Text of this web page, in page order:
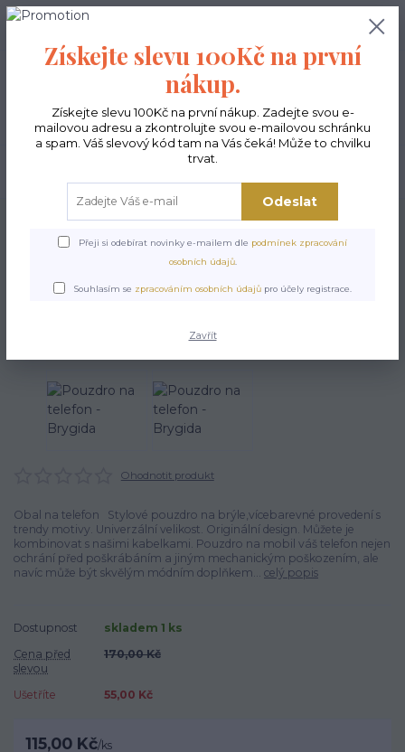
0,00 Kč
Úvod POSLEDNÍ KUSY Pouzdro na telefon - Brygida
Pouzdro na telefon - Brygida
Ohodnotit produkt
Obal na telefon Stylové pouzdro na brýle,vícebarevné provedení s
trendy motivy. Univerzální velikost. Originální design. Můžete je
kombinovat s našimi kabelkami. Pouzdro na mobil váš telefon nejen
ochrání před poškrábáním a jiným mechanickým poškozením, ale
navíc může být skvělým módním doplňkem... celý popis
Dostupnost
skladem 1 ks
Cena před
slevou
170,00 Kč
Ušetříte 55,00 Kč
115,00 Kč/ks
Získejte slevu 100Kč na první
nákup.
Získejte slevu 100Kč na první nákup. Zadejte svou e-
mailovou adresu a zkontrolujte svou e-mailovou schránku
a spam. Váš slevový kód tam na Vás čeká! Může to chvilku
trvat.
Odeslat
Přeji si odebírat novinky e-mailem dle podmínek zpracování
osobních údajů.
Souhlasím se zpracováním osobních údajů pro účely registrace.
Zavřít